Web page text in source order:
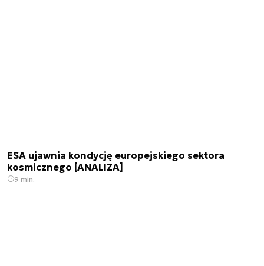
ESA ujawnia kondycję europejskiego sektora
kosmicznego [ANALIZA]
9 min.